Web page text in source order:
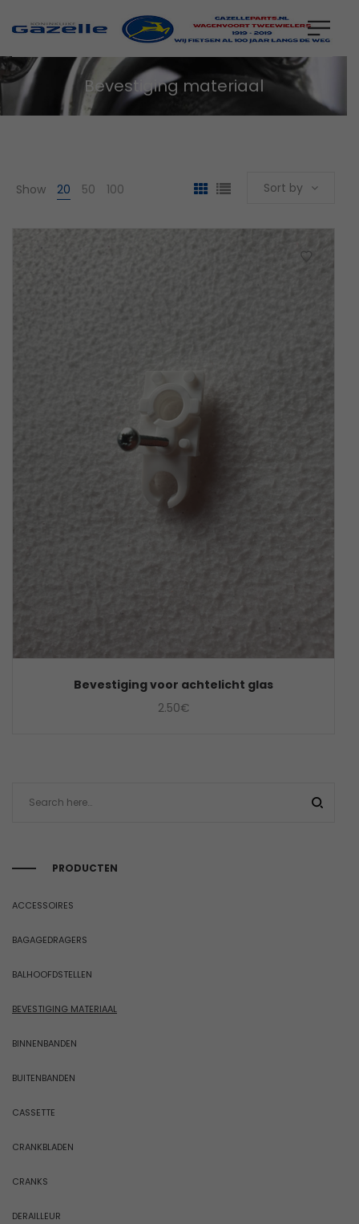
Bevestiging materiaal
Show 20 50 100 Sort by
Bevestiging voor achtelicht glas
2.50€
PRODUCTEN
ACCESSOIRES
BAGAGEDRAGERS
BALHOOFDSTELLEN
BEVESTIGING MATERIAAL
BINNENBANDEN
BUITENBANDEN
CASSETTE
CRANKBLADEN
CRANKS
DERAILLEUR